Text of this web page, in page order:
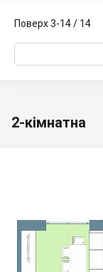
Поверх 3-14 / 14
2-кімнатна